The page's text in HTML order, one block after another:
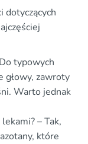
dotyczących
typowych
głowy, zawroty
Warto jednak
– Tak,
które